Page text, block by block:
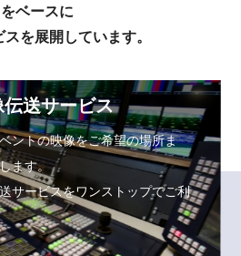
をベースに
を展開しています。
送サービス
ントの映像をご希望の場所ま
ます。
サービスをワンストップでご利